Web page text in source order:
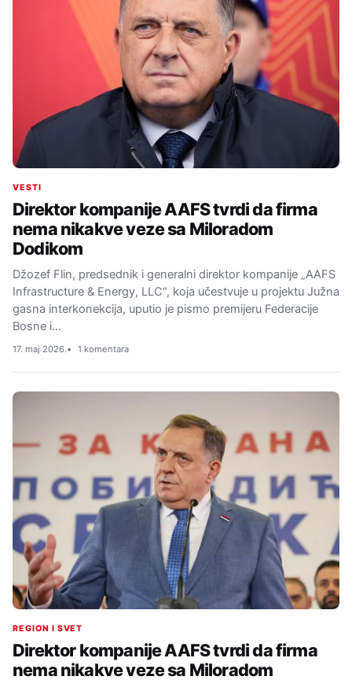
VESTI
Direktor kompanije AAFS tvrdi da firma
nema nikakve veze sa Miloradom
Dodikom
Džozef Flin, predsednik i generalni direktor kompanije „AAFS
Infrastructure & Energy, LLC“, koja učestvuje u projektu Južna
gasna interkonekcija, uputio je pismo premijeru Federacije
Bosne i…
17. maj 2026. 1 komentara
REGION I SVET
Direktor kompanije AAFS tvrdi da firma
nema nikakve veze sa Miloradom